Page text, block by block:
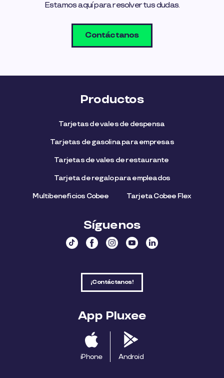
Estamos aquí para resolver tus dudas.
Contáctanos
Productos
Tarjetas de vales de despensa
Tarjetas de gasolina para empresas
Tarjetas de vales de restaurante
Tarjeta de regalo para empleados​
Multibeneficios Cobee Tarjeta Cobee Flex
Síguenos
¡Contáctanos!
App Pluxee
iPhone Android